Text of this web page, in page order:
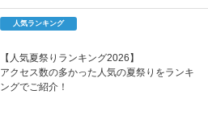
人気ランキング
【人気夏祭りランキング2026】
アクセス数の多かった人気の夏祭りをランキ
ングでご紹介！